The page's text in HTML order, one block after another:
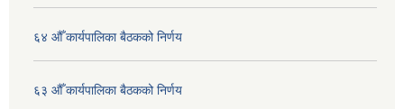
६४ औँ कार्यपालिका बैठकको निर्णय
६३ औँ कार्यपालिका बैठकको निर्णय